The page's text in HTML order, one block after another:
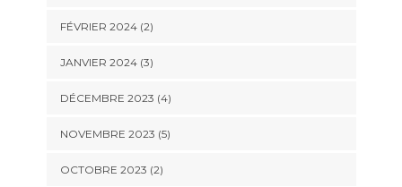
FÉVRIER 2024 (2)
JANVIER 2024 (3)
DÉCEMBRE 2023 (4)
NOVEMBRE 2023 (5)
OCTOBRE 2023 (2)